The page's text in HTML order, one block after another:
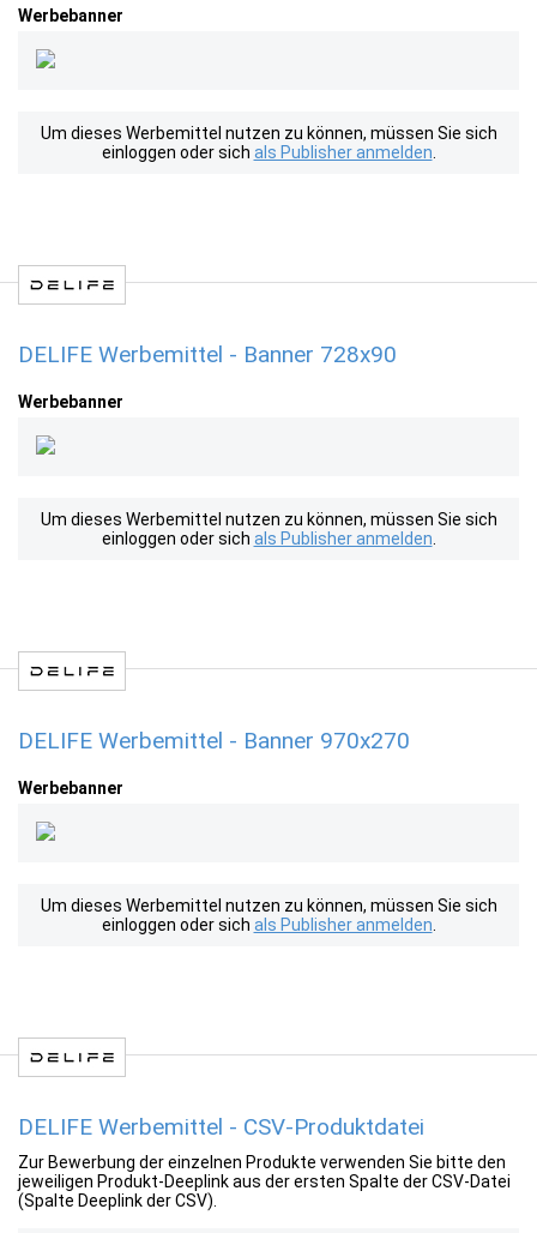
Werbebanner
Um dieses Werbemittel nutzen zu können, müssen Sie sich
einloggen oder sich als Publisher anmelden
DELIFE Werbemittel - Banner 728x90
Werbebanner
Um dieses Werbemittel nutzen zu können, müssen Sie sich
einloggen oder sich als Publisher anmelden
DELIFE Werbemittel - Banner 970x270
Werbebanner
Um dieses Werbemittel nutzen zu können, müssen Sie sich
einloggen oder sich als Publisher anmelden
DELIFE Werbemittel - CSV-Produktdatei
Zur Bewerbung der einzelnen Produkte verwenden Sie bitte den
jeweiligen Produkt-Deeplink aus der ersten Spalte der CSV-Datei
(Spalte Deeplink der CSV).